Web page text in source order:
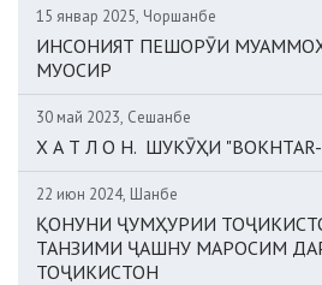
15 январ 2025, Чоршанбе
ИНСОНИЯТ ПЕШОРӮИ
МУОСИР
30 май 2023, Сешанбе
Х А Т Л О Н. ШУКӮҲИ
22 июн 2024, Шанбе
ҚОНУНИ ҶУМҲУРИИ
ТАНЗИМИ ҶАШНУ МАРОСИМ
ТОҶИКИСТОН